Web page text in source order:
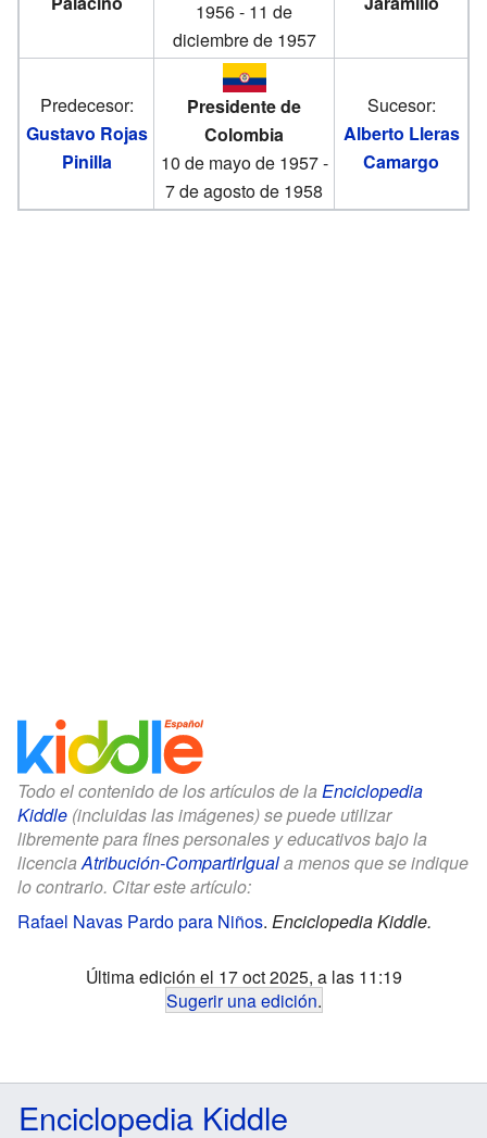
1956 - 11 de
diciembre de 1957
Predecesor:
Gustavo Rojas
Pinilla
Presidente de
Colombia
10 de mayo de 1957 -
7 de agosto de 1958
Sucesor:
Alberto Lleras
Camargo
Todo el contenido de los artículos de la Enciclopedia
Kiddle (incluidas las imágenes) se puede utilizar
libremente para fines personales y educativos bajo la
licenciaAtribución-CompartirIguala menos que se indique
lo contrario. Citar este artículo:
Rafael Navas Pardo para Niños. Enciclopedia Kiddle.
Última edición el 17 oct 2025, a las 11:19
Sugerir una edición.
Enciclopedia Kiddle